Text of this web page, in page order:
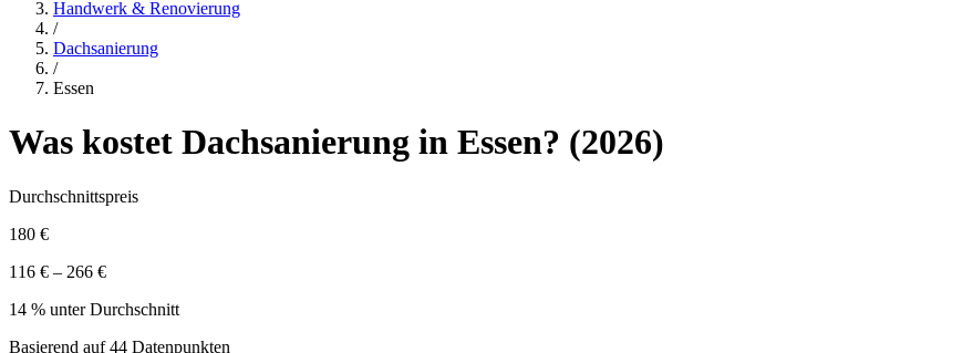
Handwerk & Renovierung
/
Dachsanierung
/
Essen
Was kostet Dachsanierung in Essen? (2026)
Durchschnittspreis
180 €
116 € – 266 €
14 % unter Durchschnitt
Basierend auf44 Datenpunkten